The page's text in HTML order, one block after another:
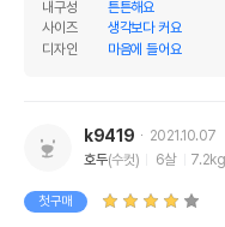
내구성
튼튼해요
사이즈
생각보다 커요
디자인
마음에 들어요
k9419
2021.10.07
호두(수컷) 6살 7.2kg
첫구매